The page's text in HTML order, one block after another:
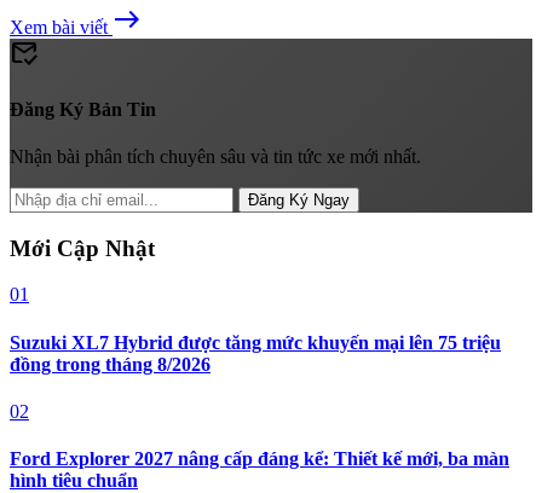
Xem bài viết east
mark_email_read
Đăng Ký Bản Tin
Nhận bài phân tích chuyên sâu và tin tức xe mới nhất.
Đăng Ký Ngay
Mới Cập Nhật
01
Suzuki XL7 Hybrid được tăng mức khuyến mại lên 75 triệu
đồng trong tháng 8/2026
02
Ford Explorer 2027 nâng cấp đáng kể: Thiết kế mới, ba màn
hình tiêu chuẩn